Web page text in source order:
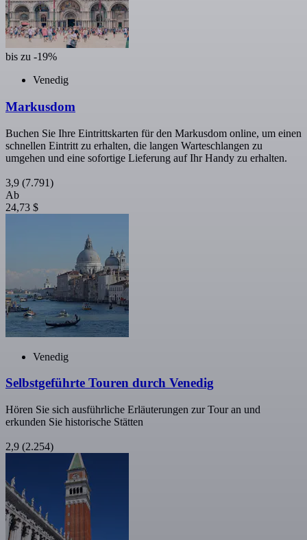
bis zu -19%
Venedig
Markusdom
Buchen Sie Ihre Eintrittskarten für den Markusdom online, um einen
schnellen Eintritt zu erhalten, die langen Warteschlangen zu
umgehen und eine sofortige Lieferung auf Ihr Handy zu erhalten.
3,9 (7.791)
Ab
24,73 $
Venedig
Selbstgeführte Touren durch Venedig
Hören Sie sich ausführliche Erläuterungen zur Tour an und
erkunden Sie historische Stätten
2,9 (2.254)